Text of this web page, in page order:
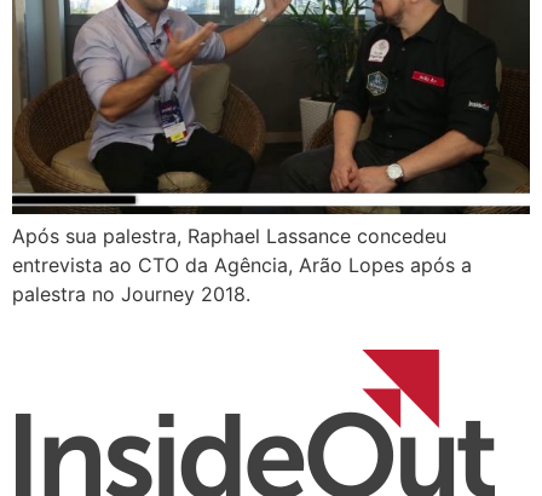
Após sua palestra, Raphael Lassance concedeu
entrevista ao CTO da Agência, Arão Lopes após a
palestra no Journey 2018.